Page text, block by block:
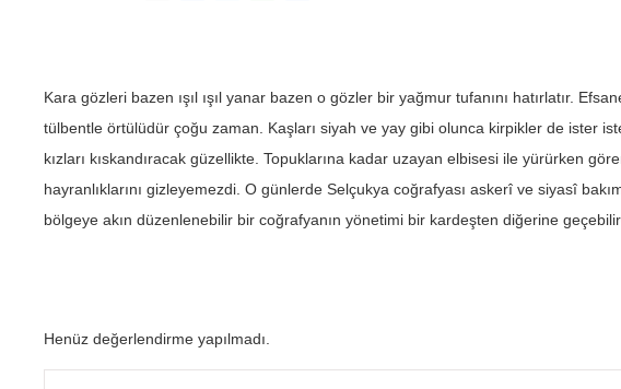
Kara gözleri bazen ışıl ışıl yanar bazen o gözler bir yağmur tufanını hatırlatır.
tülbentle örtülüdür çoğu zaman. Kaşları siyah ve yay gibi olunca kirpikler de ister
kızları kıskandıracak güzellikte. Topuklarına kadar uzayan elbisesi ile yürürken
hayranlıklarını gizleyemezdi. O günlerde Selçukya coğrafyası askerî ve siyasî
bölgeye akın düzenlenebilir bir coğrafyanın yönetimi bir kardeşten diğerine
Henüz değerlendirme yapılmadı.